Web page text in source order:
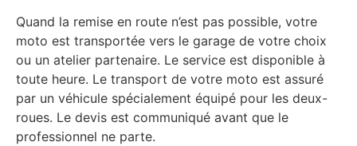
Quand la remise en route n’est pas possible, votre
moto est transportée vers le garage de votre choix
ou un atelier partenaire. Le service est disponible à
toute heure. Le transport de votre moto est assuré
par un véhicule spécialement équipé pour les deux-
roues. Le devis est communiqué avant que le
professionnel ne parte.